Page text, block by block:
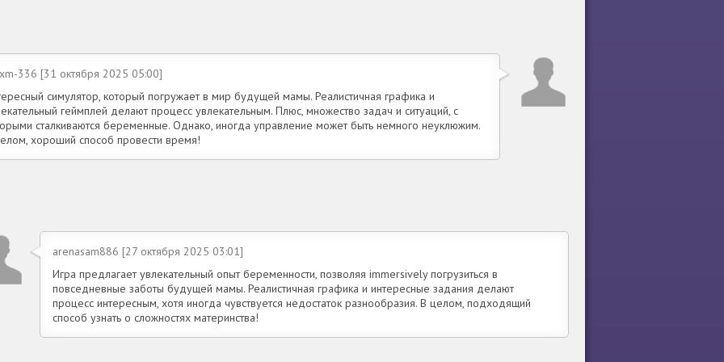
336 [31 октября 2025 05:00]
симулятор, который погружает в мир будущей мамы. Реалистичная графика и
геймплей делают процесс увлекательным. Плюс, множество задач и ситуаций, с
сталкиваются беременные. Однако, иногда управление может быть немного неуклюжим.
хороший способ провести время!
arenasam886 [27 октября 2025 03:01]
Игра предлагает увлекательный опыт беременности, позволяя immersively погрузиться в
повседневные заботы будущей мамы. Реалистичная графика и интересные задания делают
процесс интересным, хотя иногда чувствуется недостаток разнообразия. В целом, подходящий
способ узнать о сложностях материнства!